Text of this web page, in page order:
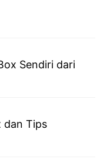
Sendiri dari
dan Tips